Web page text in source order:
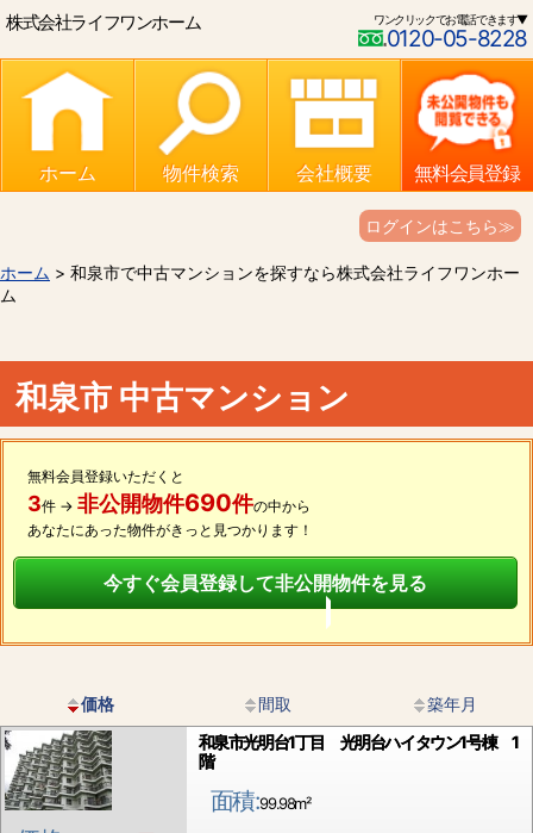
株式会社ライフワンホーム ワンクリックでお電話できます▼
0120-05-8228
ホーム 物件検索 会社概要 無料会員登録
ログインはこちら≫
ホーム > 和泉市で中古マンションを探すなら株式会社ライフワンホー
ム
和泉市 中古マンション
無料会員登録いただくと
3件 → 非公開物件690件の中から
あなたにあった物件がきっと見つかります！
今すぐ会員登録して非公開物件を見る
価格 間取 築年月
和泉市光明台1丁目 光明台ハイタウン1号棟 1
階
面積:99.98m²